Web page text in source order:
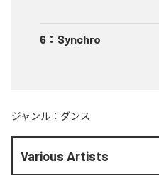
6 ： Synchro
ジャンル： ダンス
Various Artists